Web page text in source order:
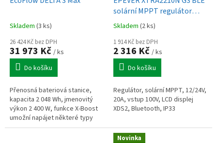
Skladem (3 ks)
26 424 Kč bez DPH
31 973 Kč / ks
Do košíku
Přenosná bateriová stanice,
kapacita 2 048 Wh, jmenovitý
výkon 2 400 W, funkce X-Boost
umožní napájet některé typy
spotřebičů s příkonem až do 3
solární MPPT regulátor
12/24 V, XDS2, 20A, vstup
Skladem (2 ks)
1 914 Kč bez DPH
2 316 Kč / ks
Do košíku
Regulátor, solární MPPT, 12/24V,
20A, vstup 100V, LCD displej
XDS2, Bluetooth, IP33
Novinka